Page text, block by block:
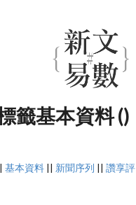
籤基本資料 ()
基本資料 || 新聞序列 || 讚享評